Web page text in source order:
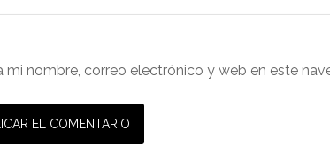
mi nombre, correo electrónico y web en este